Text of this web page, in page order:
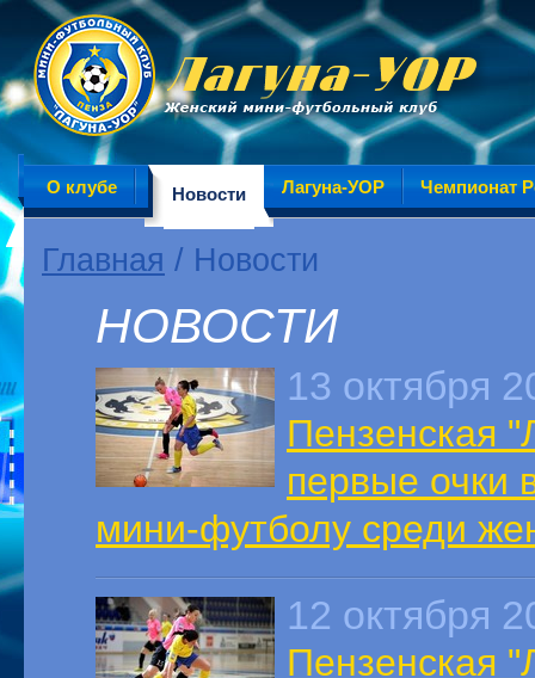
О клубе Новости Лагуна-УОР Чемпионат
Главная / Новости
НОВОСТИ
13 октября
Пензенская
первые очки
мини-футболу среди
12 октября
Пензенская